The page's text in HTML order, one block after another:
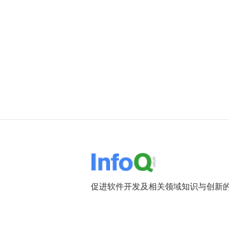
促进软件开发及相关领域知识与创新